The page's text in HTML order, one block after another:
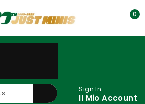
0
Sign In
Il Mio Account